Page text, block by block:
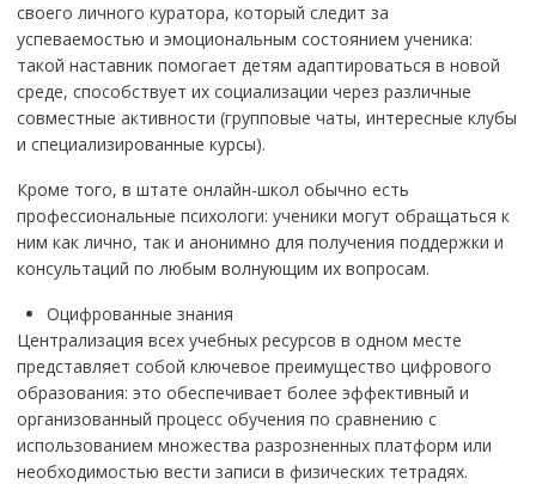
своего личного куратора, который следит за
успеваемостью и эмоциональным состоянием ученика:
такой наставник помогает детям адаптироваться в новой
среде, способствует их социализации через различные
совместные активности (групповые чаты, интересные клубы
и специализированные курсы).
Кроме того, в штате онлайн-школ обычно есть
профессиональные психологи: ученики могут обращаться к
ним как лично, так и анонимно для получения поддержки и
консультаций по любым волнующим их вопросам.
Оцифрованные знания
Централизация всех учебных ресурсов в одном месте
представляет собой ключевое преимущество цифрового
образования: это обеспечивает более эффективный и
организованный процесс обучения по сравнению с
использованием множества разрозненных платформ или
необходимостью вести записи в физических тетрадях.